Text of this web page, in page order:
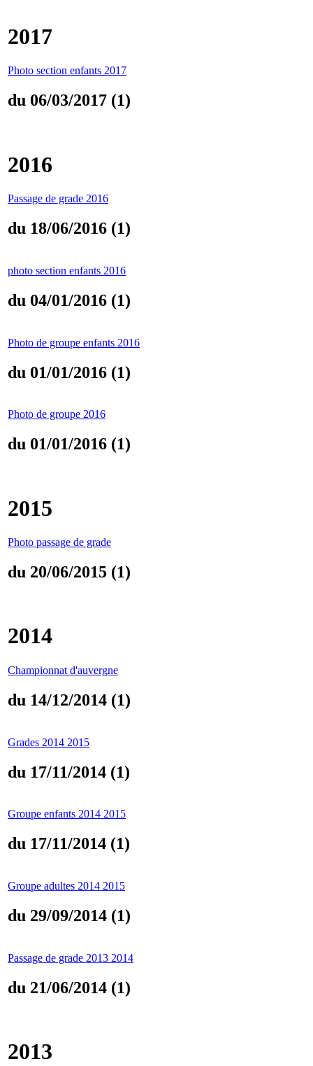
2017
Photo section enfants 2017
du 06/03/2017 (1)
2016
Passage de grade 2016
du 18/06/2016 (1)
photo section enfants 2016
du 04/01/2016 (1)
Photo de groupe enfants 2016
du 01/01/2016 (1)
Photo de groupe 2016
du 01/01/2016 (1)
2015
Photo passage de grade
du 20/06/2015 (1)
2014
Championnat d'auvergne
du 14/12/2014 (1)
Grades 2014 2015
du 17/11/2014 (1)
Groupe enfants 2014 2015
du 17/11/2014 (1)
Groupe adultes 2014 2015
du 29/09/2014 (1)
Passage de grade 2013 2014
du 21/06/2014 (1)
2013